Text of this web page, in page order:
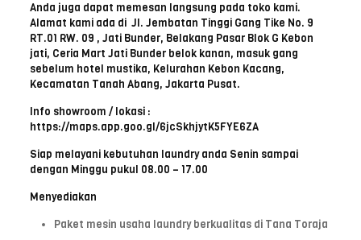
Anda juga dapat memesan langsung pada toko kami.
Alamat kami ada di Jl. Jembatan Tinggi Gang Tike No. 9
RT.01 RW. 09 , Jati Bunder, Belakang Pasar Blok G Kebon
jati, Ceria Mart Jati Bunder belok kanan, masuk gang
sebelum hotel mustika, Kelurahan Kebon Kacang,
Kecamatan Tanah Abang, Jakarta Pusat.
Info showroom / lokasi :
https://maps.app.goo.gl/6jcSkhjytK5FYE6ZA
Siap melayani kebutuhan laundry anda Senin sampai
dengan Minggu pukul 08.00 – 17.00
Menyediakan
Paket mesin usaha laundry berkualitas di Tana Toraja